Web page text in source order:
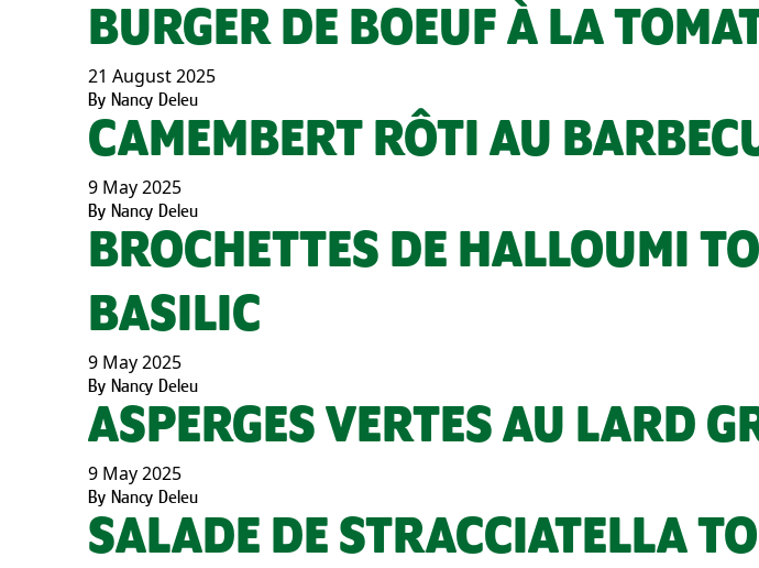
BURGER DE BOEUF À LA
21 August 2025
By Nancy Deleu
CAMEMBERT RÔTI AU
9 May 2025
By Nancy Deleu
BROCHETTES DE HALLOUMI
BASILIC
9 May 2025
By Nancy Deleu
ASPERGES VERTES AU LARD
9 May 2025
By Nancy Deleu
SALADE DE STRACCIATELLA